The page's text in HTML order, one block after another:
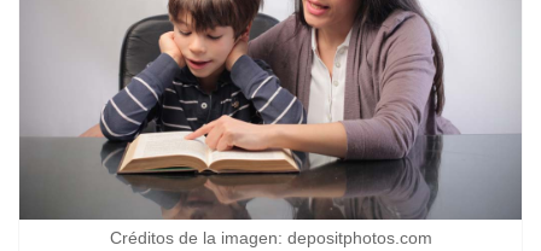
Créditos de la imagen: depositphotos.com